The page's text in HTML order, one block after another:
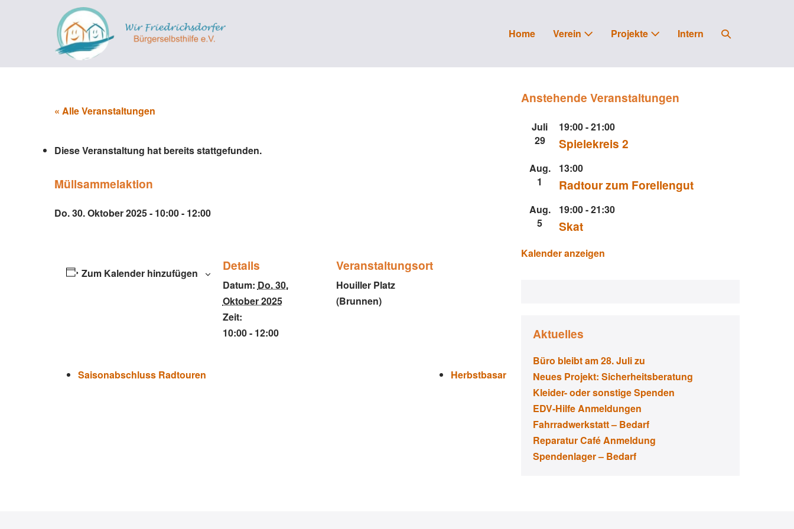
Home Verein Projekte Intern
Suche-
« Alle Veranstaltungen
Diese Veranstaltung hat bereits stattgefunden.
Müllsammelaktion
Do. 30. Oktober 2025 - 10:00- 12:00
Zum Kalender hinzufügen Details
Datum: Do. 30.
Oktober 2025
Zeit:
10:00 - 12:00
Veranstaltungsort
Houiller Platz
(Brunnen)
Saisonabschluss Radtouren Herbstbasar
Anstehende Veranstaltungen
Juli
29
19:00-21:00
Spielekreis 2
Aug.
1
13:00
Radtour zum Forellengut
Aug.
5
19:00-21:30
Skat
Kalender anzeigen
Aktuelles
Büro bleibt am 28. Juli zu
Neues Projekt: Sicherheitsberatung
Kleider- oder sonstige Spenden
EDV-Hilfe Anmeldungen
Fahrradwerkstatt – Bedarf
Reparatur Café Anmeldung
Spendenlager – Bedarf